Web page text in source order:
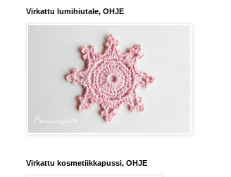
Virkattu lumihiutale, OHJE
Virkattu kosmetiikkapussi, OHJE